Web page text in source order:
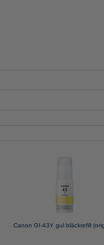
Canon GI-43Y gul bläckrefill